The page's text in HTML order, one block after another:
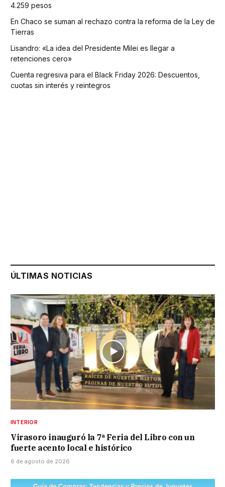
4.259 pesos
En Chaco se suman al rechazo contra la reforma de la Ley de
Tierras
Lisandro: «La idea del Presidente Milei es llegar a
retenciones cero»
Cuenta regresiva para el Black Friday 2026: Descuentos,
cuotas sin interés y reintegros
ÚLTIMAS NOTICIAS
INTERIOR
Virasoro inauguró la 7ª Feria del Libro con un
fuerte acento local e histórico
6 de agosto de 2026